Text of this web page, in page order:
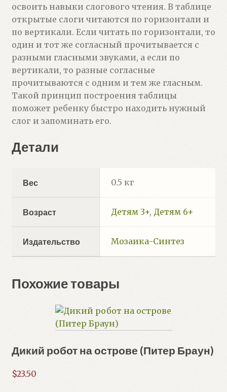
освоить навыки слогового чтения. В таблице
открытые слоги читаются по горизонтали и
по вертикали. Если читать по горизонтали, то
один и тот же согласный прочитывается с
разными гласными звуками, а если по
вертикали, то разные согласные
прочитываются с одним и тем же гласным.
Такой принцип построения таблицы
поможет ребенку быстро находить нужный
слог и запоминать его.
Детали
Вес 0.5 кг
Возраст Детям 3+, Детям 6+
Издательство Мозаика-Синтез
Похожие товары
Дикий робот на острове (Питер Браун)
$23.50